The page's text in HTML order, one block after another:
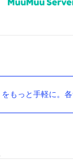
もっと手軽に。